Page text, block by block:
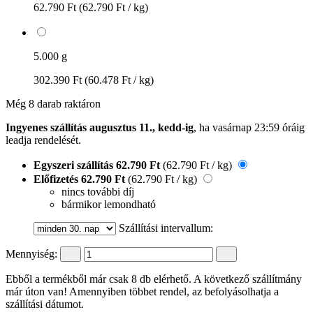
62.790 Ft (62.790 Ft / kg)
5.000 g
302.390 Ft (60.478 Ft / kg)
Még 8 darab raktáron
Ingyenes szállítás augusztus 11., kedd-ig, ha vasárnap 23:59 óráig
leadja rendelését.
Egyszeri szállítás 62.790 Ft (62.790 Ft / kg)
Előfizetés 62.790 Ft (62.790 Ft / kg)
nincs további díj
bármikor lemondható
Szállítási intervallum:
Mennyiség:
Ebből a termékből már csak 8 db elérhető. A következő szállítmány
már úton van! Amennyiben többet rendel, az befolyásolhatja a
szállítási dátumot.